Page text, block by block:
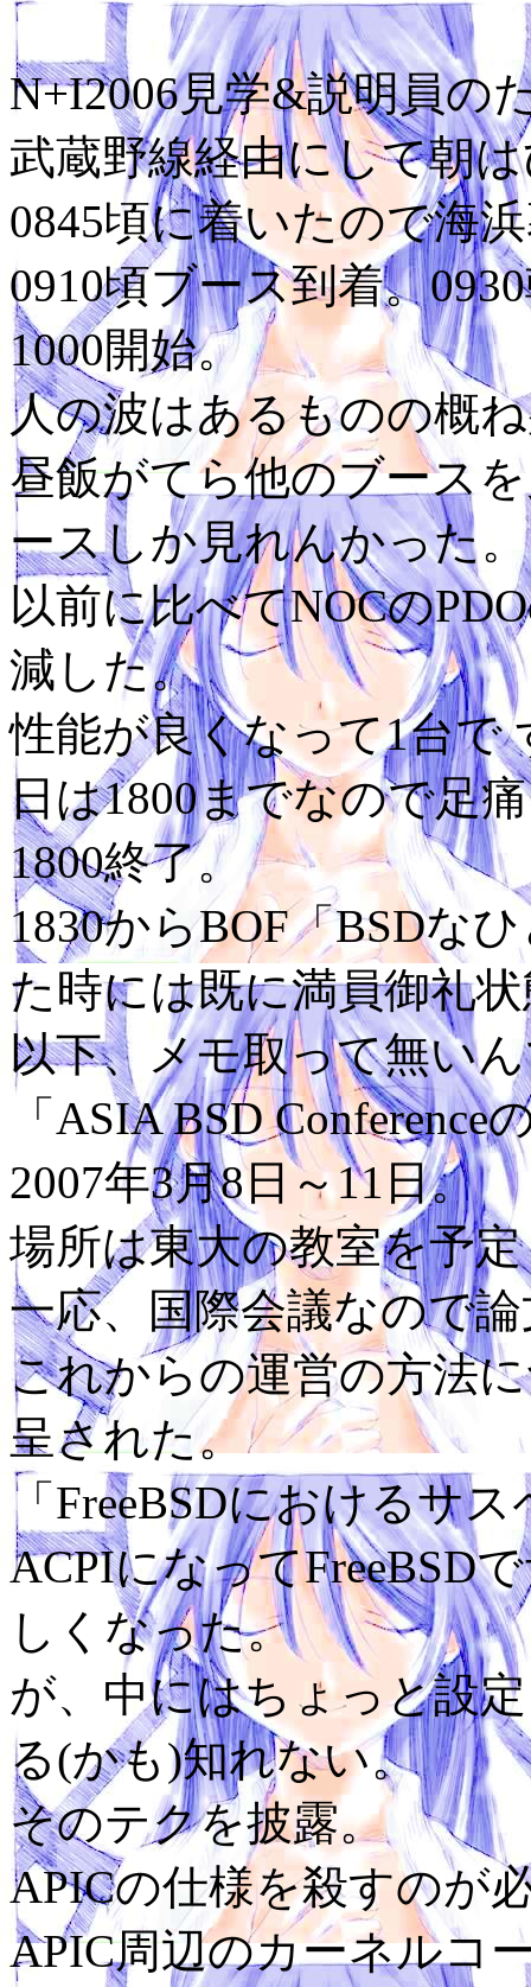
N+I2006見学&説明員の
武蔵野線経由にして朝
0845頃に着いたので海
0910頃ブース到着。
1000開始。
人の波はあるものの概
昼飯がてら他のブース
ースしか見れんかった。
以前に比べてNOCの
減した。
性能が良くなって1台で
日は1800までなので足
1800終了。
1830からBOF「BSDな
た時には既に満員御礼
以下、メモ取って無い
「ASIA BSD
2007年3月8日～11日。
場所は東大の教室を予
一応、国際会議なので
これからの運営の方法
呈された。
「FreeBSDにおけるサ
ACPIになってFreeBSD
しくなった。
が、中にはちょっと設
る(かも)知れない。
そのテクを披露。
APICの仕様を殺すのが
APIC周辺のカーネルコ